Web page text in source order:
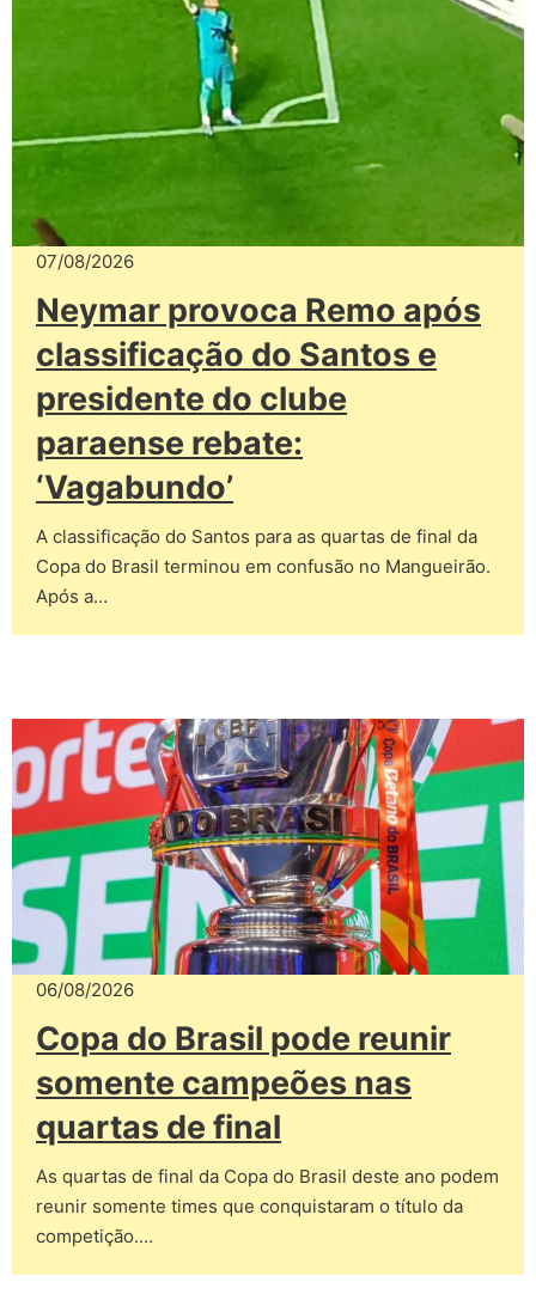
07/08/2026
Neymar provoca Remo após
classificação do Santos e
presidente do clube
paraense rebate:
‘Vagabundo’
A classificação do Santos para as quartas de final da
Copa do Brasil terminou em confusão no Mangueirão.
Após a…
06/08/2026
Copa do Brasil pode reunir
somente campeões nas
quartas de final
As quartas de final da Copa do Brasil deste ano podem
reunir somente times que conquistaram o título da
competição.…